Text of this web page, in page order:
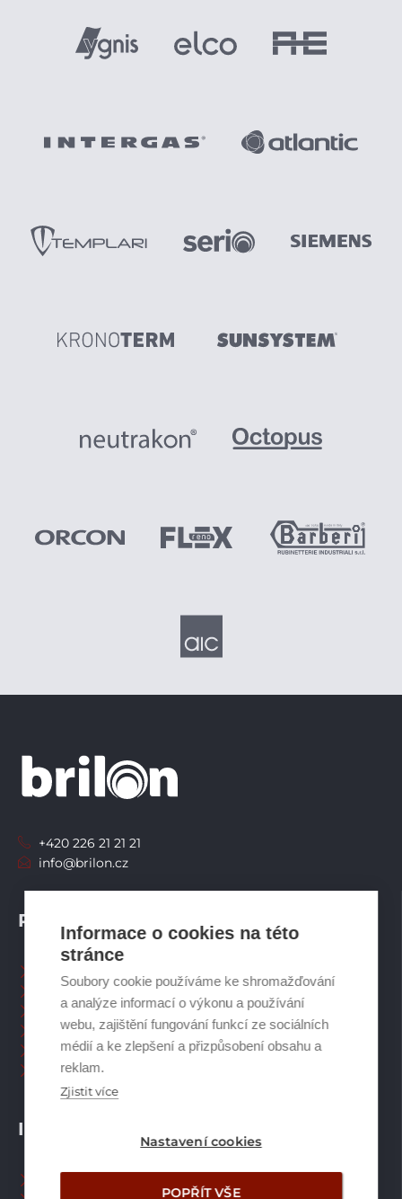
Informace o cookies na této
stránce
Soubory cookie používáme ke shromažďování
a analýze informací o výkonu a používání
webu, zajištění fungování funkcí ze sociálních
médií a ke zlepšení a přizpůsobení obsahu a
reklam.
Zjistit více
Nastavení cookies
POPŘÍT VŠE
INFORMACE
PRODUKTY
Větrací systémy
Zásobníky TV
Spalinové systémy
Plynové kotle
Ostatní příslušenství
+420 226 21 21 21
info@brilon.cz